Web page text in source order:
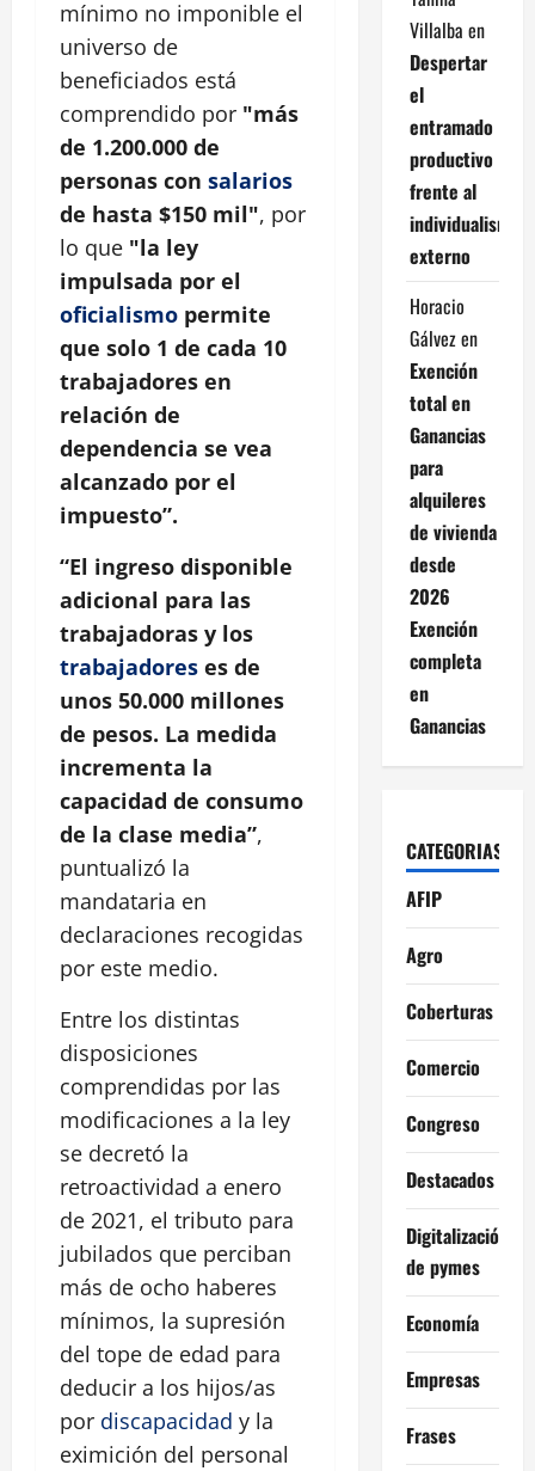
mínimo no imponible el
universo de
beneficiados está
comprendido por "más
de 1.200.000 de
personas con salarios
de hasta $150 mil", por
lo que "la ley
impulsada por el
oficialismo permite
que solo 1 de cada 10
trabajadores en
relación de
dependencia se vea
alcanzado por el
impuesto”.
“El ingreso disponible
adicional para las
trabajadoras y los
trabajadores es de
unos 50.000 millones
de pesos. La medida
incrementa la
capacidad de consumo
de la clase media”,
puntualizó la
mandataria en
declaraciones recogidas
por este medio.
Entre los distintas
disposiciones
comprendidas por las
modificaciones a la ley
se decretó la
retroactividad a enero
de 2021, el tributo para
jubilados que perciban
más de ocho haberes
mínimos, la supresión
del tope de edad para
deducir a los hijos/as
por discapacidad y la
eximición del personal
Villalba en
Despertar
el
entramado
productivo
frente al
individualismo
externo
Horacio
Gálvezen
Exención
total en
Ganancias
para
alquileres
de vivienda
desde
2026
Exención
completa
en
Ganancias
CATEGORIAS
AFIP
Agro
Coberturas
Comercio
Congreso
Destacados
Digitalización
de pymes
Economía
Empresas
Frases